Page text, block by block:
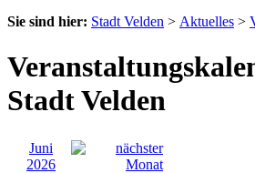
Sie sind hier: Stadt Velden > Aktuelles >
Stadt Velden
Juni
2026